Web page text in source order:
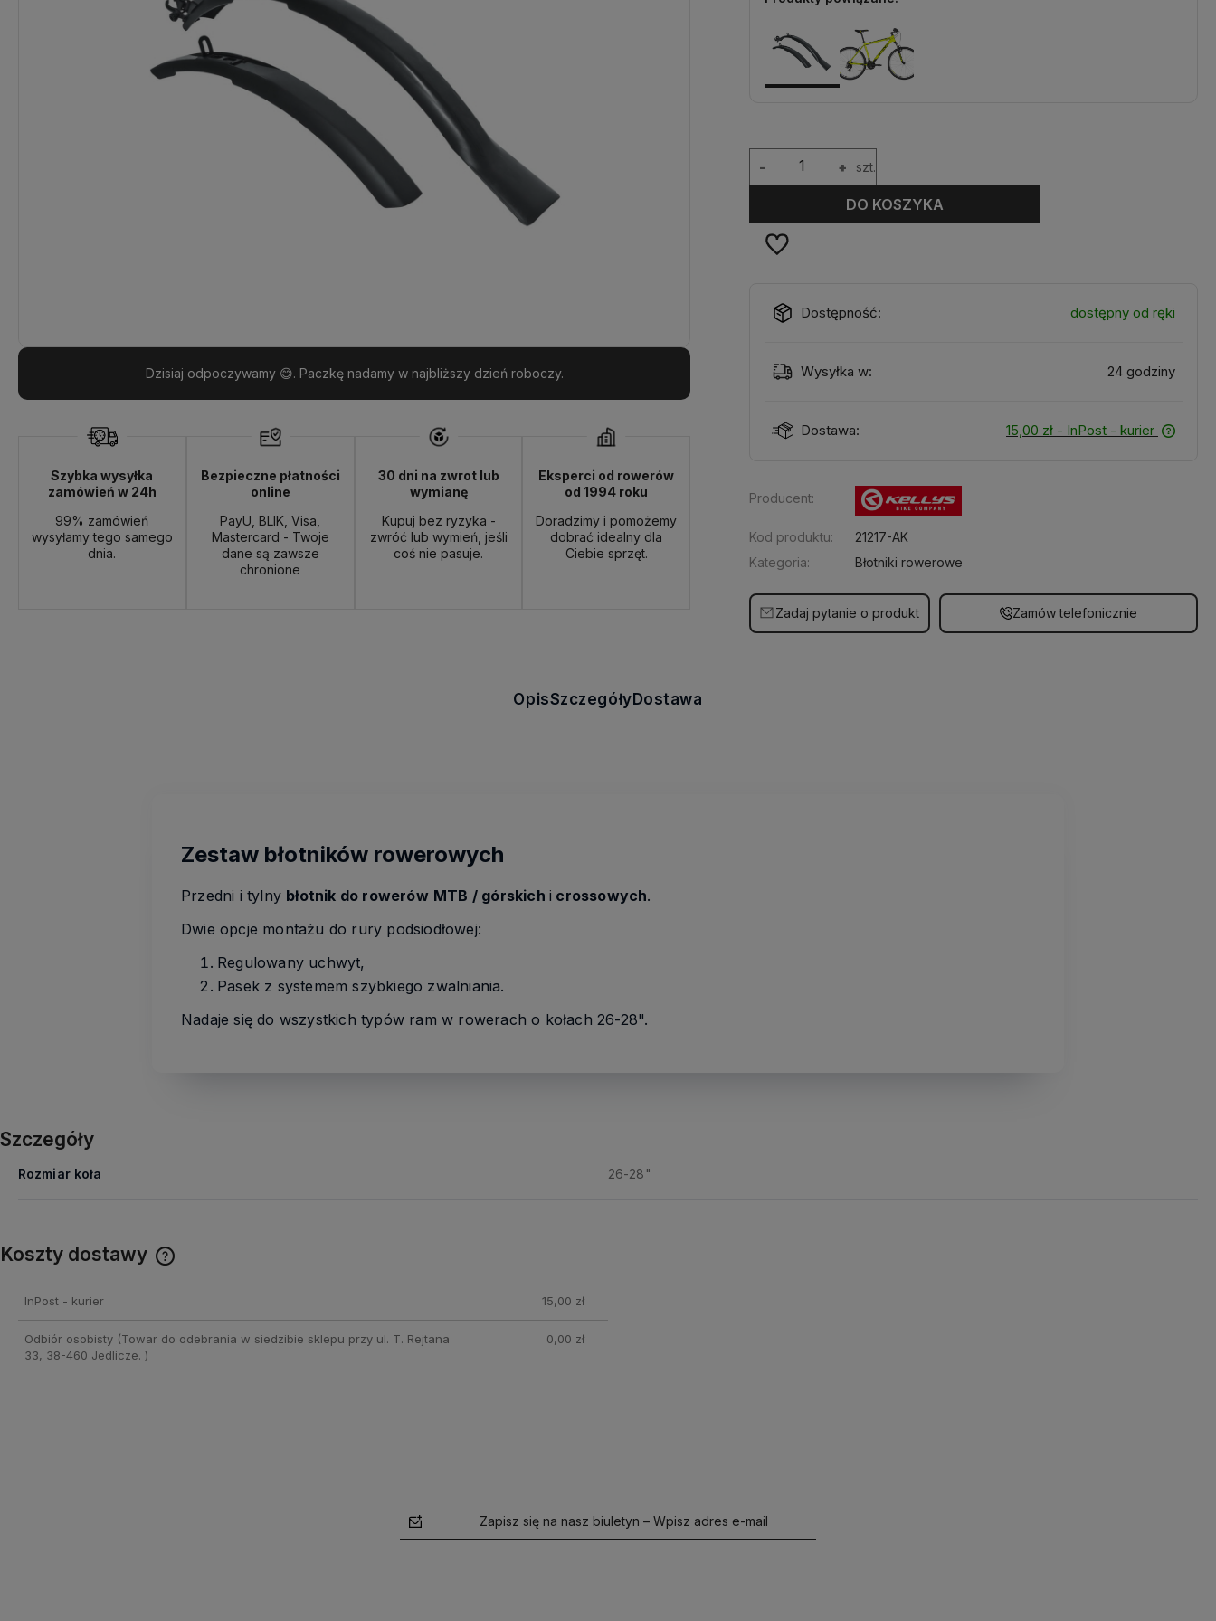
Dzisiaj odpoczywamy 😅. Paczkę nadamy w najbliższy dzień roboczy.
Szybka wysyłka
zamówień w 24h
99% zamówień
wysyłamy tego samego
dnia.
Bezpieczne płatności
online
PayU, BLIK, Visa,
Mastercard - Twoje
dane są zawsze
chronione
30 dni na zwrot lub
wymianę
Kupuj bez ryzyka -
zwróć lub wymień, jeśli
coś nie pasuje.
Eksperci od rowerów
od 1994 roku
Doradzimy i pomożemy
dobrać idealny dla
Ciebie sprzęt.
+
- szt.
DO KOSZYKA
Dostępność: dostępny od ręki
Wysyłka w: 24 godziny
Dostawa: 15,00 zł - InPost - kurier
Producent:
Kod produktu:
21217-AK
Kategoria:
Błotniki rowerowe
Zadaj pytanie o produkt Zamów telefonicznie
OpisSzczegółyDostawa
Zestaw błotników rowerowych
Przedni i tylny błotnik do rowerów MTB / górskichi crossowych.
Dwie opcje montażu do rury podsiodłowej:
Regulowany uchwyt,
Pasek z systemem szybkiego zwalniania.
Nadaje się do wszystkich typów ram w rowerach o kołach 26-28".
Szczegóły
Rozmiar koła 26-28"
Koszty dostawy
InPost - kurier 15,00 zł
Odbiór osobisty(Towar do odebrania w siedzibie sklepu przy ul. T. Rejtana
33, 38-460 Jedlicze. )
0,00 zł
Zapisz się na nasz biuletyn – Wpisz adres e-mail